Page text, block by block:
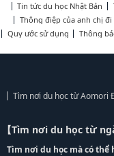
Tin tức du học Nhật Bản
Thông điệp của anh chị
Quy ước sử dụng
Thông
Tìm nơi du học từ Aomori
【Tìm nơi du học từ
Tìm nơi du học mà có thể